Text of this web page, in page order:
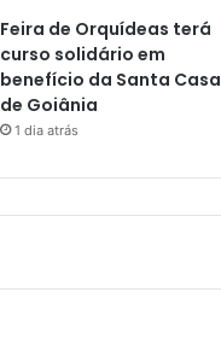
Feira de Orquídeas terá
curso solidário em
benefício da Santa Casa
de Goiânia
1 dia atrás